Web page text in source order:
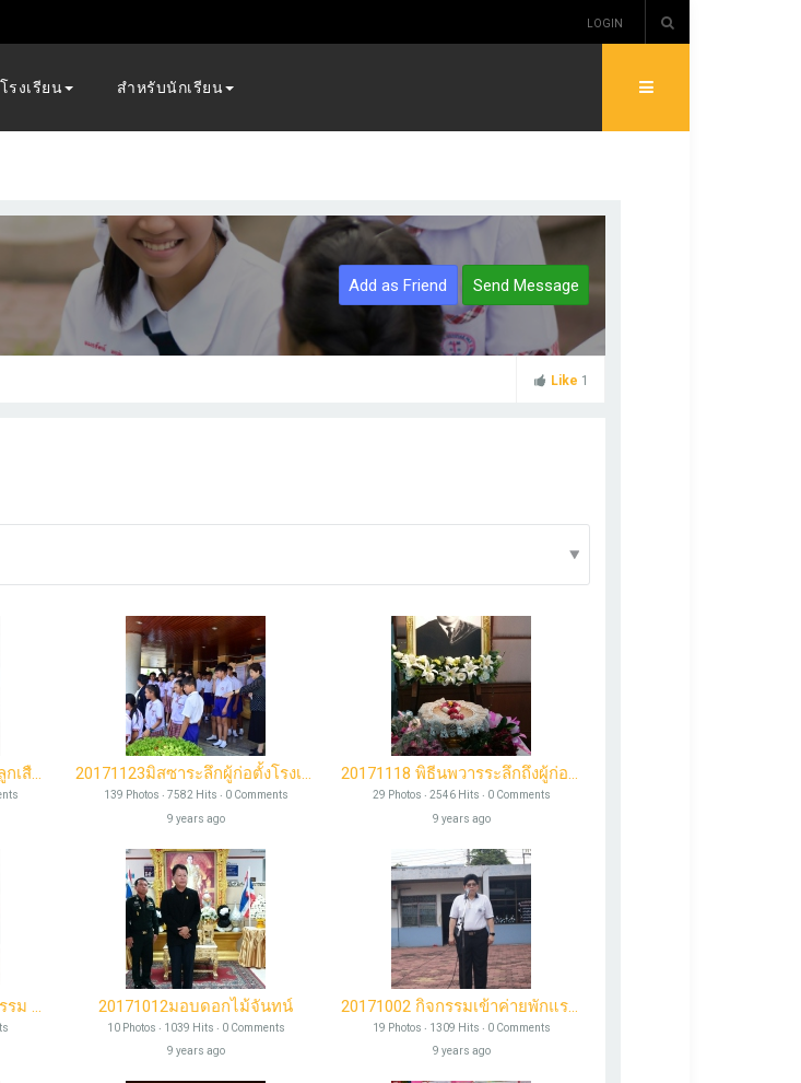
LOGIN
โรงเรียน สำหรับนักเรียน
Add as Friend Send Message
Add as Friend Videos
Like 1
20171124 กิจกรรมเข้าค่ายลูกเสือสามัญและผู้บำเพ็ญรุ่นนกสีฟ้า 20171123มิสซาระลึกผู้ก่อตั้งโรงเรียน
139 Photos ‧ 7582 Hits ‧ 0 Comments
9 years ago
20171118 พิธีนพวารระลึกถึงผู้ก่อตั้งโรงเรียน
29 Photos ‧ 2546 Hits ‧ 0 Comments
9 years ago
20171108 แข่งขันศิลปหัตกรรม ประจำปี 2560 20171012มอบดอกไม้จันทน์
10 Photos ‧ 1039 Hits ‧ 0 Comments
9 years ago
20171002 กิจกรรมเข้าค่ายพักแรมลูกเสือและผู้บำเพ็ญประโยชน์ ประจำปีการศึกษา 2560
19 Photos ‧ 1309 Hits ‧ 0 Comments
9 years ago